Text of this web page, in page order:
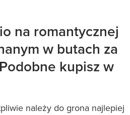
na romantycznej
w butach za
kupisz w
należy do grona najlepiej